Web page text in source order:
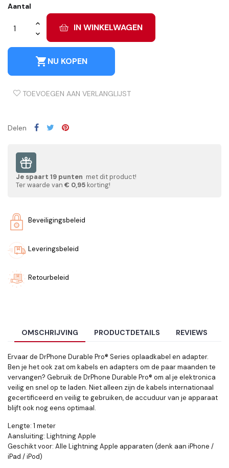
Aantal
IN WINKELWAGEN
shopping_cartNU KOPEN
TOEVOEGEN AAN VERLANGLIJST
Delen
Je spaart 19 punten met dit product!
Ter waarde van € 0,95 korting!
Beveiligingsbeleid
Leveringsbeleid
Retourbeleid
OMSCHRIJVING PRODUCTDETAILS REVIEWS
Ervaar de DrPhone Durable Pro® Series oplaadkabel en adapter.
Ben je het ook zat om kabels en adapters om de paar maanden te
vervangen? Gebruik de DrPhone Durable Pro® om al je elektronica
veilig en snel op te laden. Niet alleen zijn de kabels internationaal
gecertificeerd en veilig te gebruiken, de accuduur van je apparaat
blijft ook nog eens optimaal.
Lengte: 1 meter
Aansluiting: Lightning Apple
Geschikt voor: Alle Lightning Apple apparaten (denk aan iPhone /
iPad / iPod)